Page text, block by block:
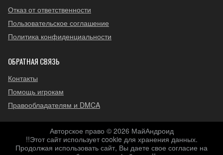
Отказ от ответственности
Пользовательское соглашение
Политика конфиденциальности
ОБРАТНАЯ СВЯЗЬ
Контакты
Помощь игрокам
Правообладателям и DMCA
Авторское право © 2026 МайАндроид
!!Этот сайт использует cookie для хранения данных.
Продолжая использовать сайт, Вы даете свое согласие на